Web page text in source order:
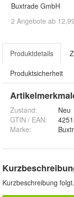
Buxtrade GmbH
2 Angebote ab
Produktdetails
Produktsicherheit
Zustand:
Neu
GTIN / EAN:
Marke:
Kurzbeschreibung folgt.